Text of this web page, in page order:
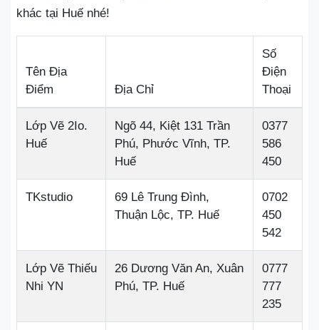
khác tại Huế nhé!
Tên Địa
Điểm
Địa Chỉ
Số
Điện
Thoại
Lớp Vẽ 2Io.
Huế
Ngõ 44, Kiệt 131 Trần
Phú, Phước Vĩnh, TP.
Huế
0377
586
450
TKstudio
69 Lê Trung Đình,
Thuận Lộc, TP. Huế
0702
450
542
Lớp Vẽ Thiếu
Nhi YN
26 Dương Văn An, Xuân
Phú, TP. Huế
0777
777
235